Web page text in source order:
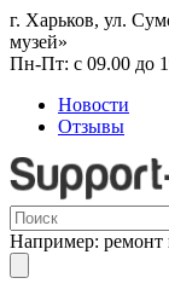
г. Харьков, ул.
музей»
Пн-Пт: с 09.00 до
Новости
Отзывы
Например: ремонт